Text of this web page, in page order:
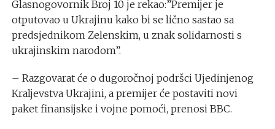
Glasnogovornik Broj 10 je rekao:”Premijer je
otputovao u Ukrajinu kako bi se lično sastao sa
predsjednikom Zelenskim, u znak solidarnosti s
ukrajinskim narodom”.
– Razgovarat će o dugoročnoj podršci Ujedinjenog
Kraljevstva Ukrajini, a premijer će postaviti novi
paket finansijske i vojne pomoći, prenosi BBC.